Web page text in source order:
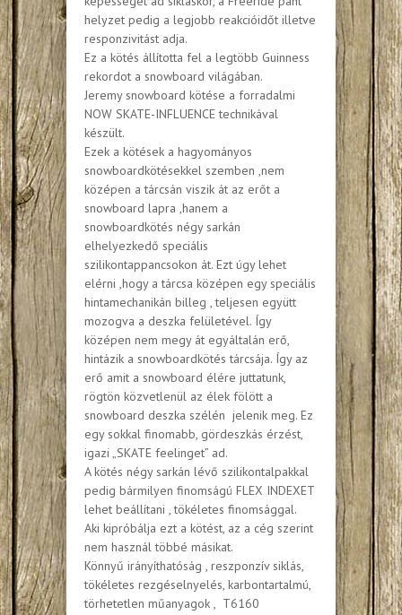
helyzet pedig a legjobb reakcióidőt illetve
responzivitást adja.
Ez a kötés állította fel a legtöbb Guinness
rekordot a snowboard világában.
Jeremy snowboard kötése a forradalmi
NOW SKATE-INFLUENCE technikával
készült.
Ezek a kötések a hagyományos
snowboardkötésekkel szemben ,nem
középen a tárcsán viszik át az erőt a
snowboard lapra ,hanem a
snowboardkötés négy sarkán
elhelyezkedő speciális
szilikontappancsokon át. Ezt úgy lehet
elérni ,hogy a tárcsa középen egy speciális
hintamechanikán billeg , teljesen együtt
mozogva a deszka felületével. Így
középen nem megy át egyáltalán erő,
hintázik a snowboardkötés tárcsája. Így az
erő amit a snowboard élére juttatunk,
rögtön közvetlenül az élek fölött a
snowboard deszka szélén jelenik meg. Ez
egy sokkal finomabb, gördeszkás érzést,
igazi „SKATE feelinget” ad.
A kötés négy sarkán lévő szilikontalpakkal
pedig bármilyen finomságú FLEX INDEXET
lehet beállítani , tökéletes finomsággal.
Aki kipróbálja ezt a kötést, az a cég szerint
nem használ többé másikat.
Könnyű irányíthatóság , reszponzív siklás,
tökéletes rezgéselnyelés, karbontartalmú,
törhetetlen műanyagok , T6160